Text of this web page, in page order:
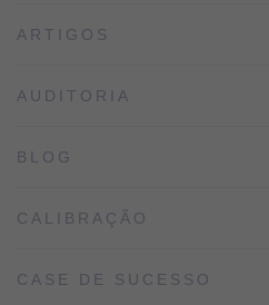
ARTIGOS
AUDITORIA
BLOG
CALIBRAÇÃO
CASE DE SUCESSO